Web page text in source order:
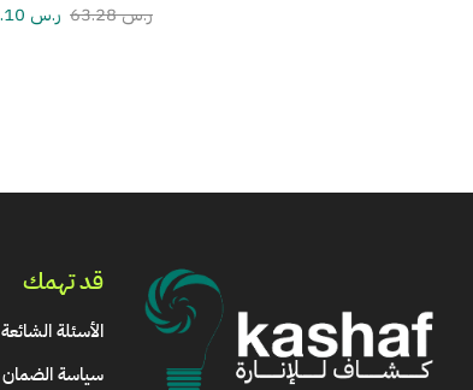
ر.س63.28 ر.س
قد تهمك
الأسئلة الشائعة
سياسة الضمان